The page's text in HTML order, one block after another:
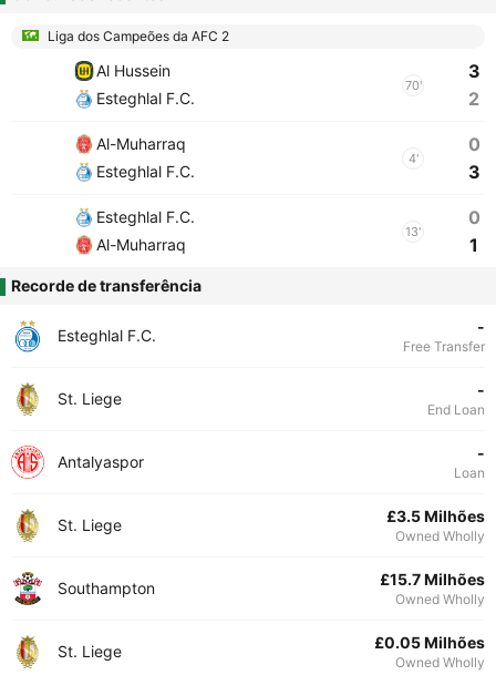
Liga dos Campeões da AFC 2
Al Hussein
Esteghlal F.C.
70'
3
2
Al-Muharraq
Esteghlal F.C.
4'
0
3
Esteghlal F.C.
Al-Muharraq
13'
0
1
Recorde de transferência
Esteghlal F.C. -
Free Transfer
St. Liege -
End Loan
Antalyaspor -
Loan
St. Liege £3.5 Milhões
Owned Wholly
Southampton £15.7 Milhões
Owned Wholly
St. Liege £0.05 Milhões
Owned Wholly